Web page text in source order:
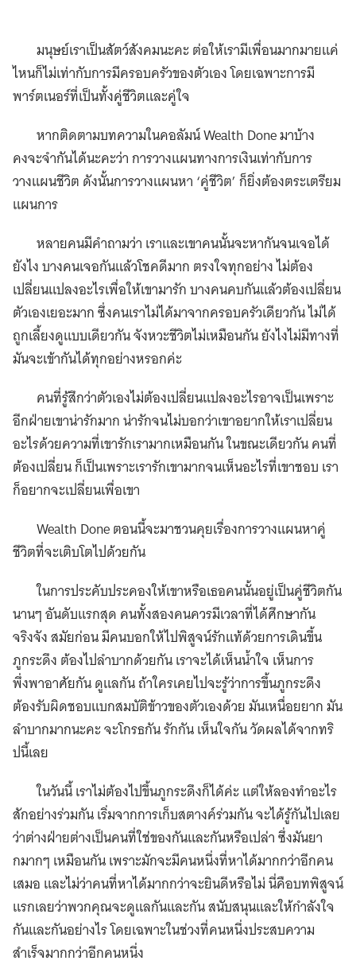
มนุษย์เราเป็นสัตว์สังคมนะคะ ต่อให้เรามีเพื่อนมากมายแค่
ไหนก็ไม่เท่ากับการมีครอบครัวของตัวเอง โดยเฉพาะการมี
พาร์ตเนอร์ที่เป็นทั้งคู่ชีวิตและคู่ใจ
หากติดตามบทความในคอลัมน์ Wealth Done มาบ้าง
คงจะจำกันได้นะคะว่า การวางแผนทางการเงินเท่ากับการ
วางแผนชีวิต ดังนั้นการวางแผนหา ‘คู่ชีวิต’ ก็ยิ่งต้องตระเตรียม
แผนการ
หลายคนมีคำถามว่า เราและเขาคนนั้นจะหากันจนเจอได้
ยังไง บางคนเจอกันแล้วโชคดีมาก ตรงใจทุกอย่าง ไม่ต้อง
เปลี่ยนแปลงอะไรเพื่อให้เขามารัก บางคนคบกันแล้วต้องเปลี่ยน
ตัวเองเยอะมาก ซึ่งคนเราไม่ได้มาจากครอบครัวเดียวกัน ไม่ได้
ถูกเลี้ยงดูแบบเดียวกัน จังหวะชีวิตไม่เหมือนกัน ยังไงไม่มีทางที่
มันจะเข้ากันได้ทุกอย่างหรอกค่ะ
คนที่รู้สึกว่าตัวเองไม่ต้องเปลี่ยนแปลงอะไรอาจเป็นเพราะ
อีกฝ่ายเขาน่ารักมาก น่ารักจนไม่บอกว่าเขาอยากให้เราเปลี่ยน
อะไรด้วยความที่เขารักเรามากเหมือนกัน ในขณะเดียวกัน คนที่
ต้องเปลี่ยน ก็เป็นเพราะเรารักเขามากจนเห็นอะไรที่เขาชอบ เรา
ก็อยากจะเปลี่ยนเพื่อเขา
Wealth Done ตอนนี้จะมาชวนคุยเรื่องการวางแผนหาคู่
ชีวิตที่จะเติบโตไปด้วยกัน
ในการประคับประคองให้เขาหรือเธอคนนั้นอยู่เป็นคู่ชีวิตกัน
นานๆ อันดับแรกสุด คนทั้งสองคนควรมีเวลาที่ได้ศึกษากัน
จริงจัง สมัยก่อน มีคนบอกให้ไปพิสูจน์รักแท้ด้วยการเดินขึ้น
ภูกระดึง ต้องไปลำบากด้วยกัน เราจะได้เห็นน้ำใจ เห็นการ
พึ่งพาอาศัยกัน ดูแลกัน ถ้าใครเคยไปจะรู้ว่าการขึ้นภูกระดึง
ต้องรับผิดชอบแบกสมบัติข้าวของตัวเองด้วย มันเหนื่อยยาก มัน
ลำบากมากนะคะ จะโกรธกัน รักกัน เห็นใจกัน วัดผลได้จากทริ
ปนี้เลย
ในวันนี้ เราไม่ต้องไปขึ้นภูกระดึงก็ได้ค่ะ แต่ให้ลองทำอะไร
สักอย่างร่วมกัน เริ่มจากการเก็บสตางค์ร่วมกัน จะได้รู้กันไปเลย
ว่าต่างฝ่ายต่างเป็นคนที่ใช่ของกันและกันหรือเปล่า ซึ่งมันยา
กมากๆ เหมือนกัน เพราะมักจะมีคนหนึ่งที่หาได้มากกว่าอีกคน
เสมอ และไม่ว่าคนที่หาได้มากกว่าจะยินดีหรือไม่ นี่คือบทพิสูจน์
แรกเลยว่าพวกคุณจะดูแลกันและกัน สนับสนุนและให้กำลังใจ
กันและกันอย่างไร โดยเฉพาะในช่วงที่คนหนึ่งประสบความ
สำเร็จมากกว่าอีกคนหนึ่ง